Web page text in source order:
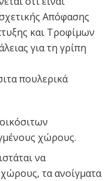
Απόφασης
και Τροφίμων
για τη γρίπη
πουλερικά
χώρους.
να
τα ανοίγματα